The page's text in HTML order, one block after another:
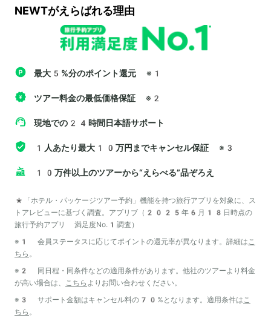
NEWTがえらばれる理由
最大5%分のポイント還元 ※1
ツアー料金の最低価格保証 ※2
現地での24時間日本語サポート
1人あたり最大10万円までキャンセル保証 ※3
10万件以上のツアーから“えらべる”品ぞろえ
*「ホテル・パッケージツアー予約」機能を持つ旅行アプリを対象に、ス
トアレビューに基づく調査。アプリブ（2025年6月18日時点の
旅行予約アプリ 満足度No.1調査）
※1 会員ステータスに応じてポイントの還元率が異なります。詳細はこ
ちら 。
※2 同日程・同条件などの適用条件があります。他社のツアーより料金
が高い場合は、 こちら よりお問い合わせください。
※3 サポート金額はキャンセル料の70%となります。適用条件はこ
ちら 。